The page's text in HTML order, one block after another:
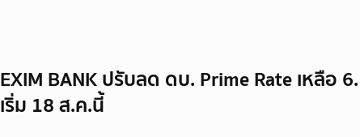
EXIM BANK ปรับลด ดบ. Prime Rate เหลือ
เริ่ม 18 ส.ค.นี้